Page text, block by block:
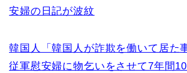
安婦の日記が波紋
韓国人「韓国人が詐欺を働いて居た
従軍慰安婦に物乞いをさせて7年間